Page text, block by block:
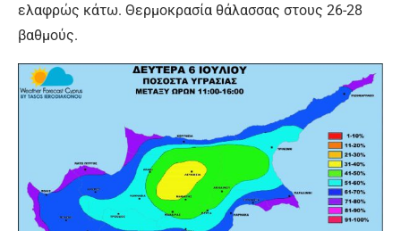
ελαφρώς κάτω. Θερμοκρασία θάλασσας στους 26-28
βαθμούς.